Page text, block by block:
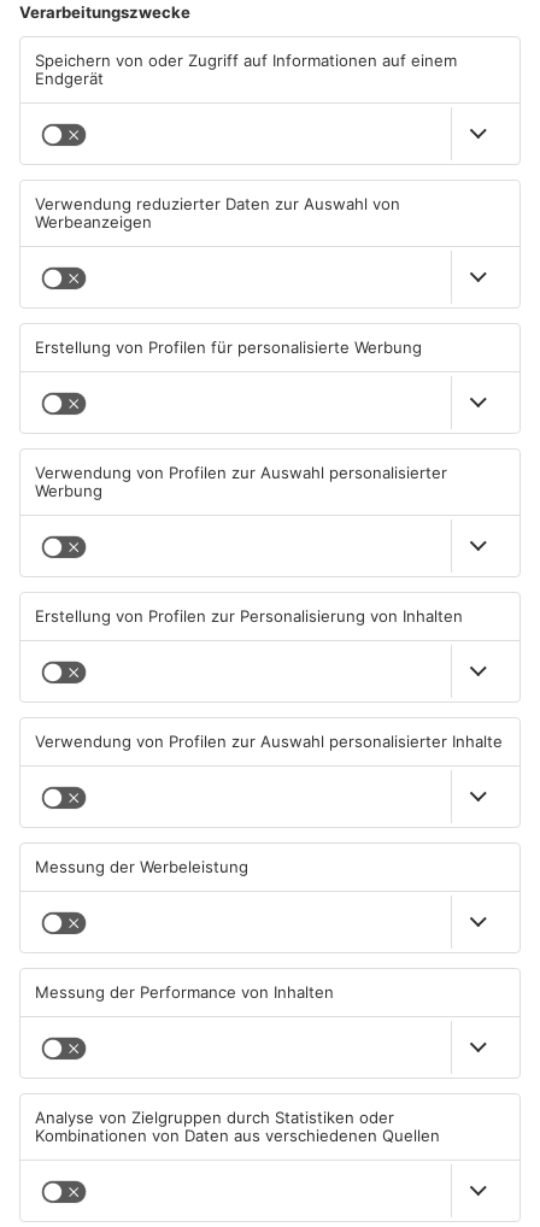
ANZEIGE
Mehr aus
Primaveraland
Müll wird in Kreisen
Aschaffenburg und
Miltenberg früher abgeholt
07.08.2026, 09:25 UHR IN
PRIMAVERALAND
TOPNEWS
Primaveraland weisen teils
erhebliche Mängel auf
06.08.2026, 06:37 UHR IN
PRIMAVERALAND
Waldbrandgefahr im
Primaveraland bleibt
weiterhin sehr hoch
PRIMAVERALAND
TOPNEWS
Waldaschaff und zwischen
Hanau und Kahl
05.08.2026, 06:36 UHR IN
TOPNEWS